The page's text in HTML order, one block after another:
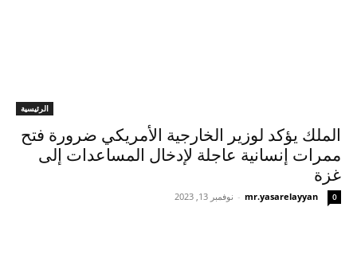
الرئيسية
الملك يؤكد لوزير الخارجية الأمريكي ضرورة فتح
ممرات إنسانية عاجلة لإدخال المساعدات إلى
غزة
mr.yasarelayyan
- نوفمبر 13, 2023 0